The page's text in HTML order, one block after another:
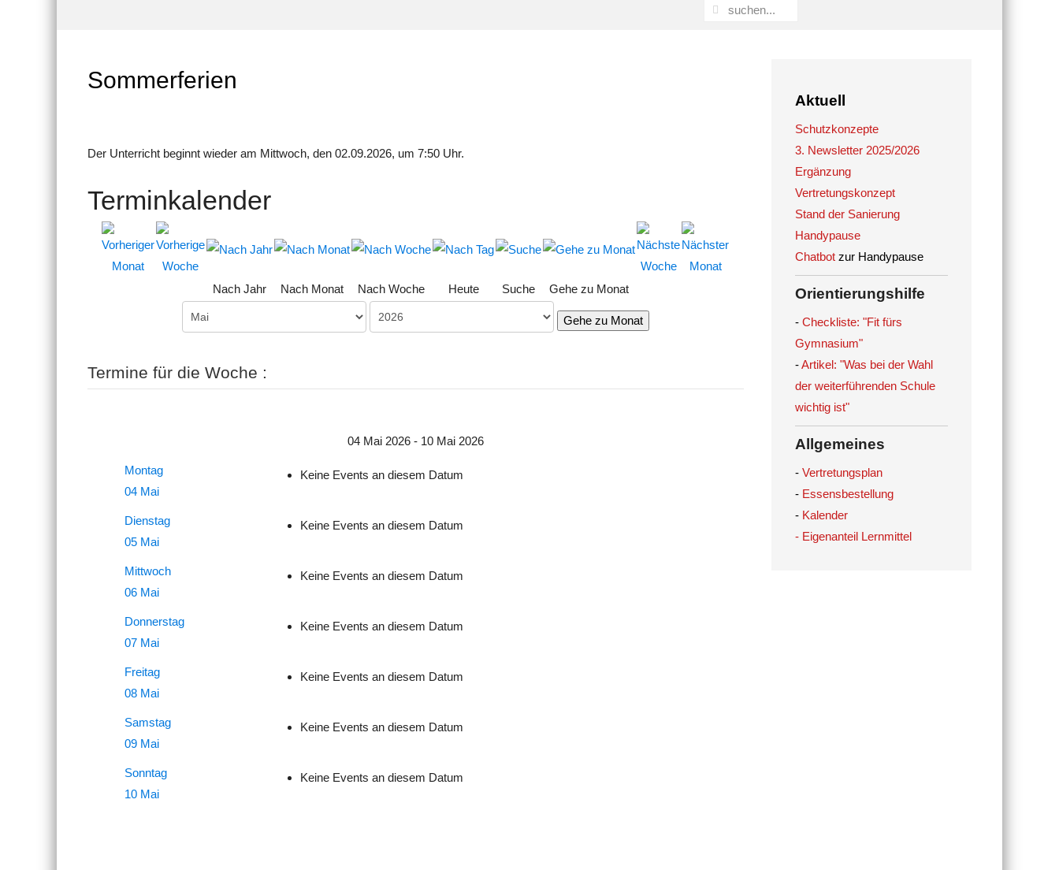
Sommerferien
Der Unterricht beginnt wieder am Mittwoch, den 02.09.2026, um 7:50 Uhr.
Terminkalender
Nach Jahr Nach Monat Nach Woche Heute Suche Gehe zu Monat
Gehe zu Monat
Termine für die Woche :
04 Mai 2026 - 10 Mai 2026
Montag
04 Mai
Keine Events an diesem Datum
Dienstag
05 Mai
Keine Events an diesem Datum
Mittwoch
06 Mai
Keine Events an diesem Datum
Donnerstag
07 Mai
Keine Events an diesem Datum
Freitag
08 Mai
Keine Events an diesem Datum
Samstag
09 Mai
Keine Events an diesem Datum
Sonntag
10 Mai
Keine Events an diesem Datum
Aktuell
Schutzkonzepte
3. Newsletter 2025/2026
Ergänzung
Vertretungskonzept
Stand der Sanierung
Handypause
Chatbotzur Handypause
Orientierungshilfe
- Checkliste: "Fit fürs
Gymnasium"
-Artikel: "Was bei der Wahl
der weiterführenden Schule
wichtig ist"
Allgemeines
- Vertretungsplan
- Essensbestellung
- Kalender
- Eigenanteil Lernmittel